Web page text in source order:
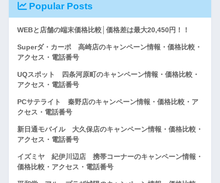
Popular Posts
WEBと店舗の端末価格比較│価格差は最大20,450円！！
Superダ・カーポ 高崎店のキャンペーン情報・価格比較・
アクセス・電話番号
UQスポット 四条河原町のキャンペーン情報・価格比較・
アクセス・電話番号
PCサテライト 秦野店のキャンペーン情報・価格比較・ア
クセス・電話番号
新日通モバイル 大久保店のキャンペーン情報・価格比較・
アクセス・電話番号
イズミヤ 紀伊川辺店 携帯コーナーのキャンペーン情報・
価格比較・アクセス・電話番号